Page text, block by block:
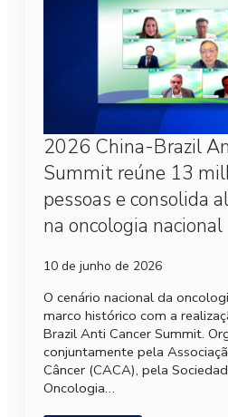
2026 China-Brazil
Summit reúne 13
pessoas e consolida
na oncologia nacional
10 de junho de 2026
O cenário nacional da
marco histórico com a
Brazil Anti Cancer Summit.
conjuntamente pela
Câncer (CACA), pela
Oncologia…